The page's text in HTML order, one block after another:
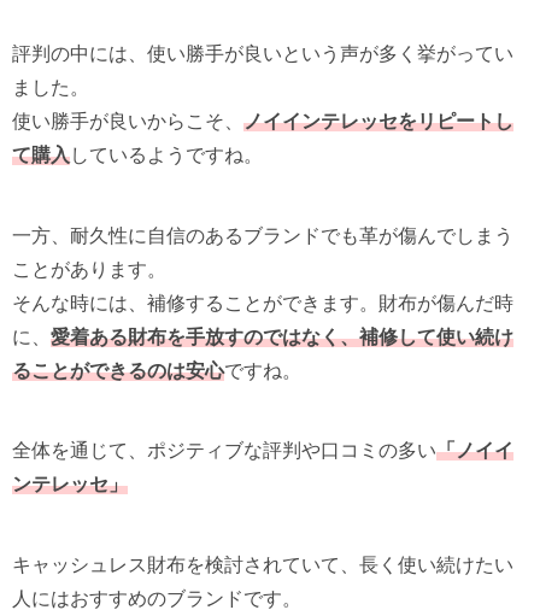
評判の中には、使い勝手が良いという声が多く挙がってい
ました。
使い勝手が良いからこそ、 ノイインテレッセをリピートし
て購入しているようですね。
一方、耐久性に自信のあるブランドでも革が傷んでしまう
ことがあります。
そんな時には、補修することができます。財布が傷んだ時
に、 愛着ある財布を手放すのではなく、補修して使い続け
ることができるのは安心ですね。
全体を通じて、ポジティブな評判や口コミの多い「ノイイ
ンテレッセ」
キャッシュレス財布を検討されていて、長く使い続けたい
人にはおすすめのブランドです。